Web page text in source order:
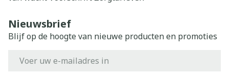
Nieuwsbrief
Blijf op de hoogte van nieuwe producten en promoties